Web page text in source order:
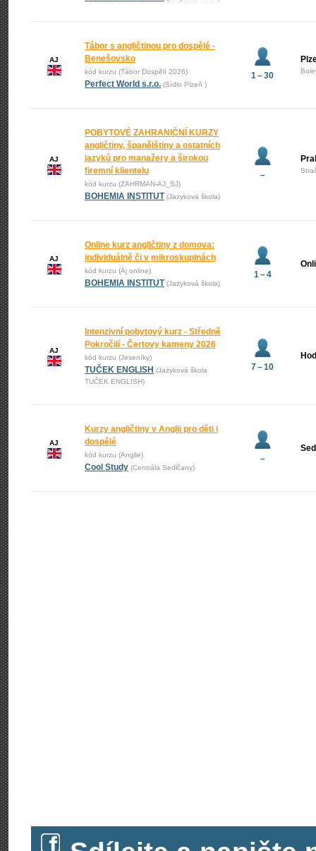
AJ
Tábor s angličtinou pro dospělé -
Benešovsko
kód kurzu (Tábor Dospělí 2026)
Perfect World s.r.o. (Sídlo Plzeň )
1 – 30
AJ
POBYTOVÉ ZAHRANIČNÍ KURZY
angličtiny, španělštiny a ostatních
jazyků pro manažery a širokou
firemní klientelu
kód kurzu (ZAHRMAN-AJ_SJ)
BOHEMIA INSTITUT (Jazyková škola)
–
AJ
Online kurz angličtiny z domova:
individuálně či v mikroskupinách
kód kurzu (Aj online)
BOHEMIA INSTITUT (Jazyková škola)
1 – 4
AJ
Intenzivní pobytový kurz - Středně
Pokročilí - Čertovy kameny 2026
kód kurzu (Jeseníky)
TUČEK ENGLISH (Jazyková škola
TUČEK ENGLISH)
7 – 10
AJ
Kurzy angličtiny v Anglii pro děti i
dospělé
kód kurzu (Anglie)
Cool Study (Centrála Sedlčany)
–